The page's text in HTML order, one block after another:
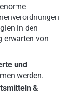
in den
erwarten von
und
werden.
&